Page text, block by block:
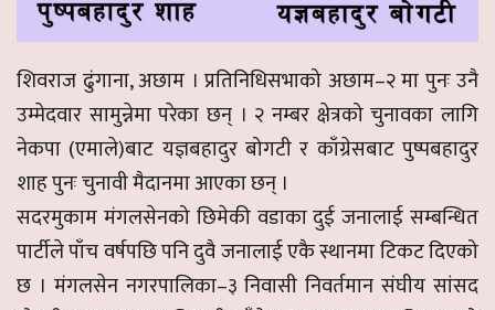
शिवराज ढुंगाना, अछाम । प्रतिनिधिसभाको अछाम–२ मा पुनः उनै
उम्मेदवार सामुन्नेमा परेका छन् । २ नम्बर क्षेत्रको चुनावका लागि
नेकपा (एमाले)बाट यज्ञबहादुर बोगटी र काँग्रेसबाट पुष्पबहादुर
शाह पुनः चुनावी मैदानमा आएका छन् ।
सदरमुकाम मंगलसेनको छिमेकी वडाका दुई जनालाई सम्बन्धित
पार्टीले पाँच वर्षपछि पनि दुवै जनालाई एकै स्थानमा टिकट दिएको
छ । मंगलसेन नगरपालिका–३ निवासी निवर्तमान संघीय सांसद